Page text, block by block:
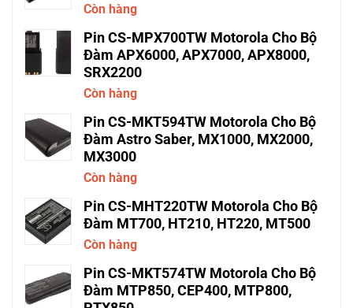
Còn hàng
Pin CS-MPX700TW Motorola Cho Bộ
Đàm APX6000, APX7000, APX8000,
SRX2200
Còn hàng
Pin CS-MKT594TW Motorola Cho Bộ
Đàm Astro Saber, MX1000, MX2000,
MX3000
Còn hàng
Pin CS-MHT220TW Motorola Cho Bộ
Đàm MT700, HT210, HT220, MT500
Còn hàng
Pin CS-MKT574TW Motorola Cho Bộ
Đàm MTP850, CEP400, MTP800,